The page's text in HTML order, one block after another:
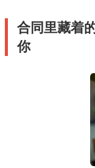
合同里藏着
你